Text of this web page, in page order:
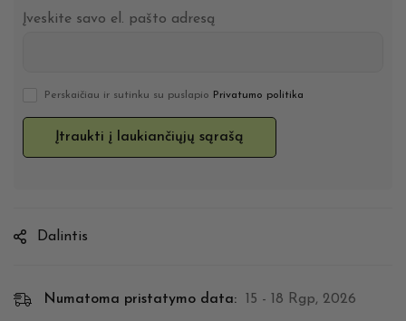
Įveskite savo el. pašto adresą
Perskaičiau ir sutinku su puslapio Privatumo politika
Dalintis
Numatoma pristatymo data: 15 - 18 Rgp, 2026